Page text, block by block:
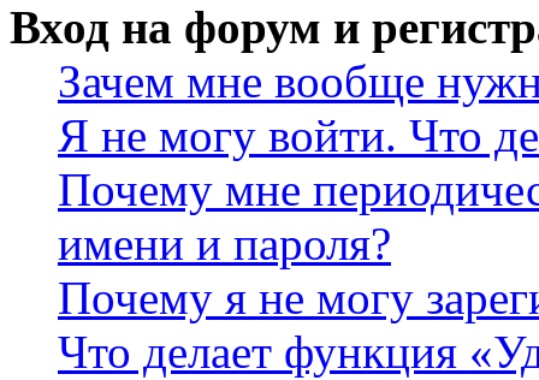
Вход на форум и
Зачем мне вообще
Я не могу войти. Что
Почему мне
имени и пароля?
Почему я не могу
Что делает функция